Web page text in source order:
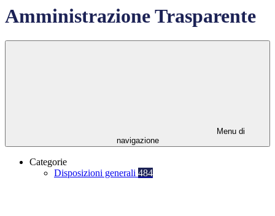
Amministrazione Trasparente
Menu di
navigazione
Categorie
Disposizioni generali 484